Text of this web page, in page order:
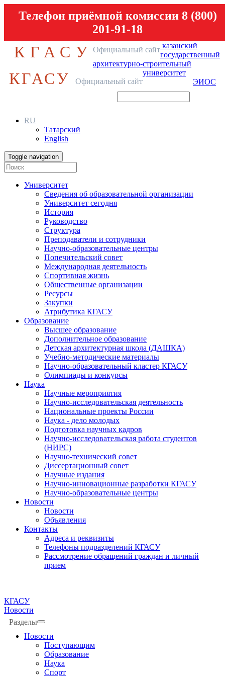
Телефон приёмной комиссии 8 (800)
201-91-18
КГАСУ Официальный сайт казанский
государственный
архитектурно-строительный
университет
КГАСУ Официальный сайт ЭИОС
RU
Татарский
English
Toggle navigation
Университет
Сведения об образовательной организации
Университет сегодня
История
Руководство
Структура
Преподаватели и сотрудники
Научно-образовательные центры
Попечительский совет
Международная деятельность
Спортивная жизнь
Общественные организации
Ресурсы
Закупки
Атрибутика КГАСУ
Образование
Высшее образование
Дополнительное образование
Детская архитектурная школа (ДАШКА)
Учебно-методические материалы
Научно-образовательный кластер КГАСУ
Олимпиады и конкурсы
Наука
Научные мероприятия
Научно-исследовательская деятельность
Национальные проекты России
Наука - дело молодых
Подготовка научных кадров
Научно-исследовательская работа студентов
(НИРС)
Научно-технический совет
Диссертационный совет
Научные издания
Научно-инновационные разработки КГАСУ
Научно-образовательные центры
Новости
Новости
Объявления
Контакты
Адреса и реквизиты
Телефоны подразделений КГАСУ
Рассмотрение обращений граждан и личный
прием
КГАСУ
Новости
Разделы
Новости
Поступающим
Образование
Наука
Спорт